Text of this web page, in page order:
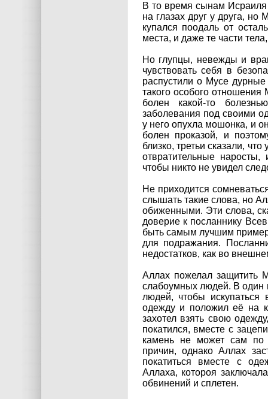
В то время сынам
на глазах друг у друга, но
купался поодаль от
места, и даже те части
Но глупцы, невежды и
чувствовать себя в
распустили о Мусе
такого особого
болен какой-то
заболевания под своими
у него опухла мошонка, и
болен проказой, и
близко, третьи сказали,
отвратительные
чтобы никто не увидел
Не приходится
слышать такие слова, но
обиженными. Эти слова,
доверие к посланнику
быть самым лучшим
для подражания.
недостатков, как во
Аллах пожелал защитить
слабоумных людей. В один
людей, чтобы
одежду и положил её на
захотел взять свою
покатился, вместе с
камень не может сам по
причин, однако Аллах
покатиться вместе с
Аллаха, котороя
обвинений и сплетен.